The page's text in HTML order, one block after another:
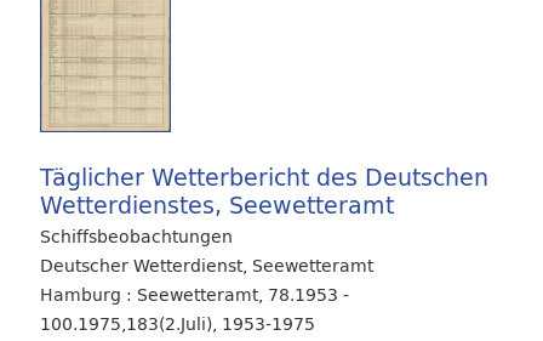
Täglicher Wetterbericht des Deutschen
Wetterdienstes, Seewetteramt
Schiffsbeobachtungen
Deutscher Wetterdienst, Seewetteramt
Hamburg : Seewetteramt, 78.1953 -
100.1975,183(2.Juli), 1953-1975